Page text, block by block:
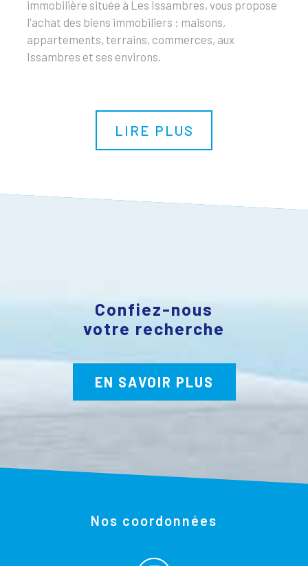
immobilière située à Les Issambres, vous propose
l'achat des biens immobiliers : maisons,
appartements, terrains, commerces, aux
Issambres et ses environs.
LIRE PLUS
Confiez-nous
votre recherche
EN SAVOIR PLUS
Nos coordonnées